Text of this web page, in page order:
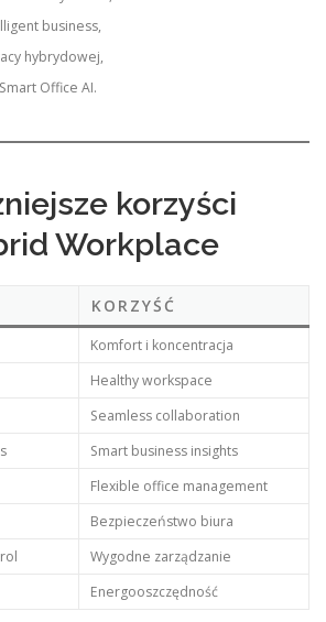
business,
hybrydowej,
Office AI.
korzyści
Workplace
KORZYŚĆ
Komfort i koncentracja
Healthy workspace
Seamless collaboration
Smart business insights
Flexible office management
Bezpieczeństwo biura
Wygodne zarządzanie
Energooszczędność